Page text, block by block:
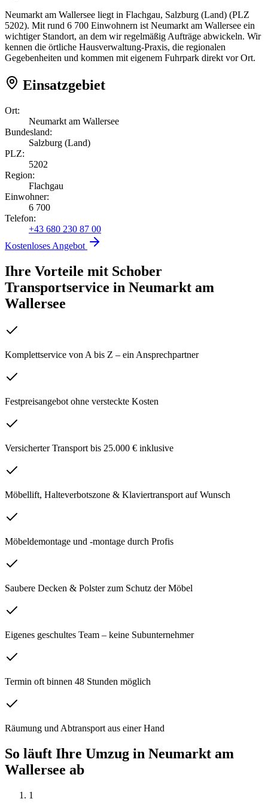
Neumarkt am Wallersee liegt in Flachgau, Salzburg (Land) (PLZ
5202). Mit rund 6 700 Einwohnern ist Neumarkt am Wallersee ein
wichtiger Standort, an dem wir regelmäßig Aufträge abwickeln. Wir
kennen die örtliche Hausverwaltung-Praxis, die regionalen
Gegebenheiten und kommen mit eigenem Fuhrpark direkt vor Ort.
Einsatzgebiet
Ort:
Neumarkt am Wallersee
Bundesland:
Salzburg (Land)
PLZ:
5202
Region:
Flachgau
Einwohner:
6 700
Telefon:
+43 680 230 87 00
Kostenloses Angebot
Ihre Vorteile mit Schober
Transportservice in Neumarkt am
Wallersee
Komplettservice von A bis Z – ein Ansprechpartner
Festpreisangebot ohne versteckte Kosten
Versicherter Transport bis 25.000 € inklusive
Möbellift, Halteverbotszone & Klaviertransport auf Wunsch
Möbeldemontage und -montage durch Profis
Saubere Decken & Polster zum Schutz der Möbel
Eigenes geschultes Team – keine Subunternehmer
Termin oft binnen 48 Stunden möglich
Räumung und Abtransport aus einer Hand
So läuft Ihre Umzug in Neumarkt am
Wallersee ab
1